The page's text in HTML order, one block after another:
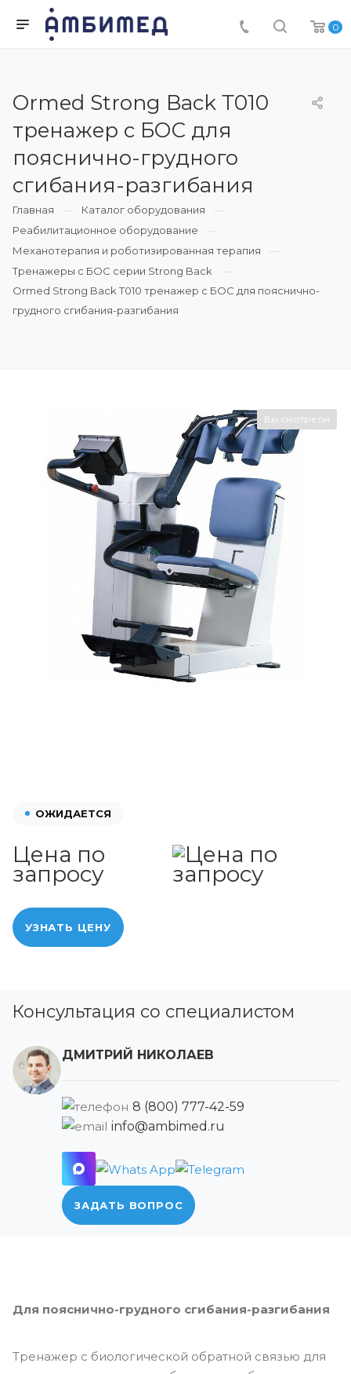
0
Ormed Strong Back Т010
тренажер с БОС для
пояснично-грудного
сгибания-разгибания
Главная
Каталог оборудования
Реабилитационное оборудование
Механотерапия и роботизированная терапия
Тренажеры с БОС серии Strong Back
Ormed Strong Back Т010 тренажер с БОС для пояснично-
грудного сгибания-разгибания
Вы смотрели
ОЖИДАЕТСЯ
Цена по
запросу
УЗНАТЬ ЦЕНУ
Консультация со специалистом
ДМИТРИЙ НИКОЛАЕВ
8 (800) 777-42-59
info@ambimed.ru
ЗАДАТЬ ВОПРОС
Для пояснично-грудного сгибания-разгибания
Тренажер с биологической обратной связью для